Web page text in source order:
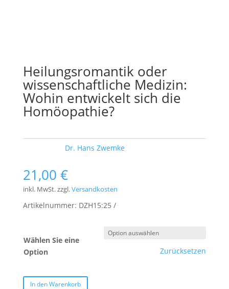
Heilungsromantik oder
wissenschaftliche Medizin:
Wohin entwickelt sich die
Homöopathie?
Dr. Hans Zwemke
21,00 €
inkl. MwSt.zzgl.Versandkosten
Artikelnummer: DZH15:25
Wählen Sie eine
Option
Zurücksetzen
In den Warenkorb